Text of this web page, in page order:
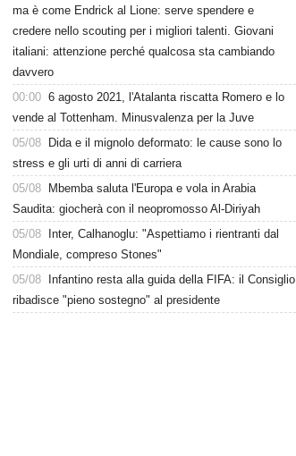
ma è come Endrick al Lione: serve spendere e
credere nello scouting per i migliori talenti. Giovani
italiani: attenzione perché qualcosa sta cambiando
davvero
00:00 6 agosto 2021, l'Atalanta riscatta Romero e lo
vende al Tottenham. Minusvalenza per la Juve
05/08
Dida e il mignolo deformato: le cause sono lo
stress e gli urti di anni di carriera
05/08
Mbemba saluta l'Europa e vola in Arabia
Saudita: giocherà con il neopromosso Al-Diriyah
05/08
Inter, Calhanoglu: "Aspettiamo i rientranti dal
Mondiale, compreso Stones"
05/08
Infantino resta alla guida della FIFA: il Consiglio
ribadisce "pieno sostegno" al presidente